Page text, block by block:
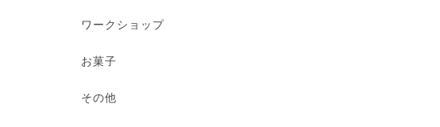
ワークショップ
お菓子
その他